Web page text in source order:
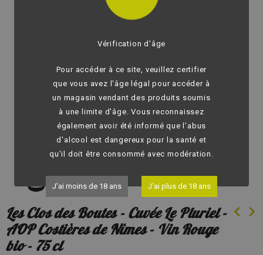
Vérification d'âge
Pour accéder à ce site, veuillez certifier
que vous avez l'âge légal pour accéder à
un magasin vendant des produits soumis
à une limite d'âge. Vous reconnaissez
également avoir été informé que l'abus
d'alcool est dangereux pour la santé et
qu'il doit être consommé avec modération.
J'ai moins de 18 ans J'ai plus de 18 ans
Les Clos des Boutes - Cuvée Le Pluriel -
AOP Costières de Nîmes - Vin Rouge
bio - 75 cl
chevron_left chevron_right